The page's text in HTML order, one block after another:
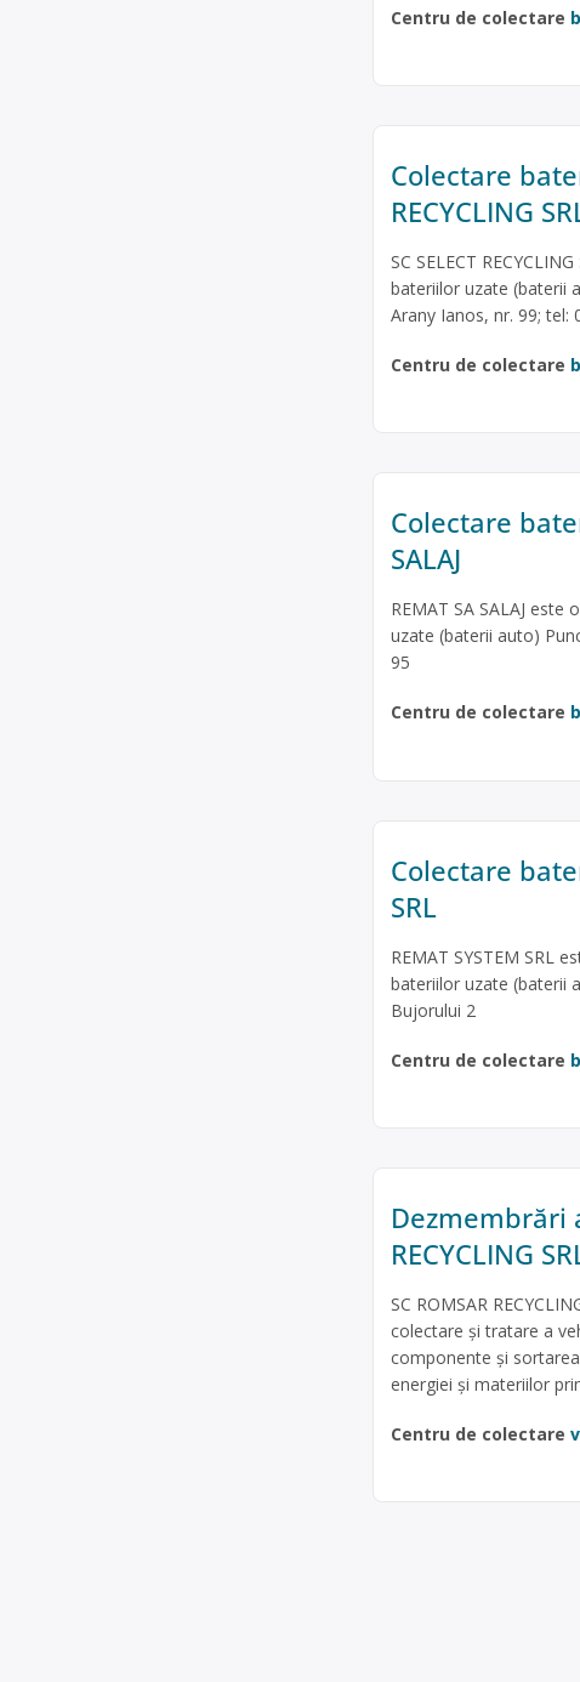
Centru de colectare
Colectare
RECYCLING
SC SELECT
bateriilor uzate (baterii
Arany Ianos, nr. 99; tel:
Centru de colectare
Colectare
SALAJ
REMAT SA SALAJ
uzate (baterii auto)
95
Centru de colectare
Colectare
SRL
REMAT SYSTEM SRL
bateriilor uzate (baterii
Bujorului 2
Centru de colectare
Dezmembrări
RECYCLING
SC ROMSAR
colectare şi tratare a
componente și
energiei și materiilor
Centru de colectare